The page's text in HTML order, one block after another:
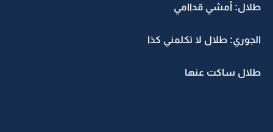
طلال: أمشي قداامي
الجوري: طلال لا تكلمني كذا
طلال ساكت عنها